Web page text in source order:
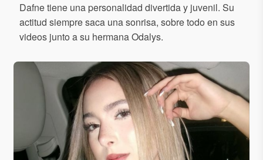
Dafne tiene una personalidad divertida y juvenil. Su
actitud siempre saca una sonrisa, sobre todo en sus
videos junto a su hermana Odalys.